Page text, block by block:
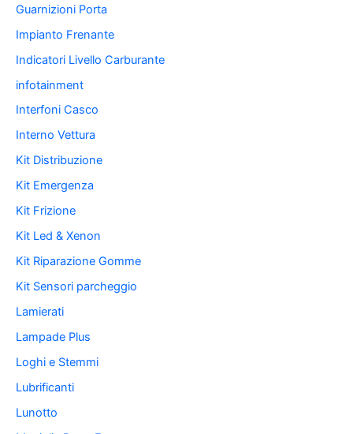
Guarnizioni Porta
Impianto Frenante
Indicatori Livello Carburante
infotainment
Interfoni Casco
Interno Vettura
Kit Distribuzione
Kit Emergenza
Kit Frizione
Kit Led & Xenon
Kit Riparazione Gomme
Kit Sensori parcheggio
Lamierati
Lampade Plus
Loghi e Stemmi
Lubrificanti
Lunotto